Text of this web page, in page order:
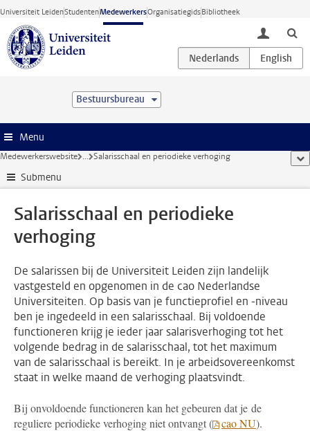
Ga direct naar de inhoud
Universiteit LeidenStudentenMedewerkersOrganisatiegidsBibliotheek
toggle
Bestuursbureau
Menu
Medewerkerswebsite ... Salarisschaal en periodieke verhoging
Submenu
Salarisschaal en periodieke
verhoging
De salarissen bij de Universiteit Leiden zijn landelijk
vastgesteld en opgenomen in de cao Nederlandse
Universiteiten. Op basis van je functieprofiel en -niveau
ben je ingedeeld in een salarisschaal. Bij voldoende
functioneren krijg je ieder jaar salarisverhoging tot het
volgende bedrag in de salarisschaal, tot het maximum
van de salarisschaal is bereikt. In je arbeidsovereenkomst
staat in welke maand de verhoging plaatsvindt.
Bij onvoldoende functioneren kan het gebeuren dat je de
reguliere periodieke verhoging niet ontvangt (
cao NU).